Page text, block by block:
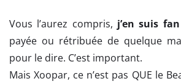
Vous l’aurez compris, j’en suis fan
payée ou rétribuée de quelque
pour le dire. C’est important.
Mais Xoopar, ce n’est pas QUE le